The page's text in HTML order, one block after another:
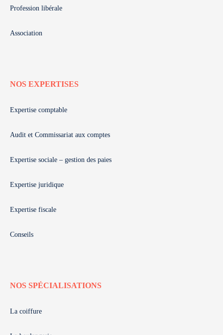
Profession libérale
Association
NOS EXPERTISES
Expertise comptable
Audit et Commissariat aux comptes
Expertise sociale – gestion des paies
Expertise juridique
Expertise fiscale
Conseils
NOS SPÉCIALISATIONS
La coiffure